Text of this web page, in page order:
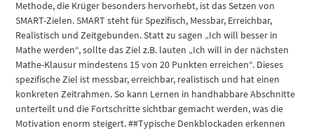
Methode, die Krüger besonders hervorhebt, ist das Setzen von
SMART-Zielen. SMART steht für Spezifisch, Messbar, Erreichbar,
Realistisch und Zeitgebunden. Statt zu sagen „Ich will besser in
Mathe werden“, sollte das Ziel z.B. lauten „Ich will in der nächsten
Mathe-Klausur mindestens 15 von 20 Punkten erreichen“. Dieses
spezifische Ziel ist messbar, erreichbar, realistisch und hat einen
konkreten Zeitrahmen. So kann Lernen in handhabbare Abschnitte
unterteilt und die Fortschritte sichtbar gemacht werden, was die
Motivation enorm steigert. ##Typische Denkblockaden erkennen